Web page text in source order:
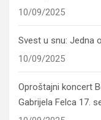
10/09/2025
Svest u snu: Jedna
10/09/2025
Oproštajni koncert
Gabrijela Felca 17.